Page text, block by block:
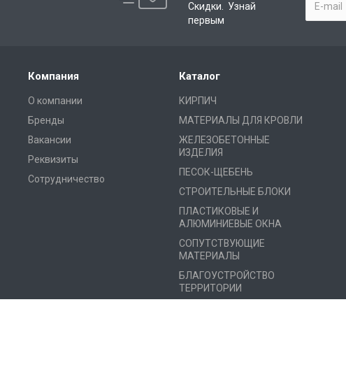
Скидки. Узнай
первым
Компания
О компании
Бренды
Вакансии
Реквизиты
Сотрудничество
Каталог
КИРПИЧ
МАТЕРИАЛЫ ДЛЯ КРОВЛИ
ЖЕЛЕЗОБЕТОННЫЕ
ИЗДЕЛИЯ
ПЕСОК-ЩЕБЕНЬ
СТРОИТЕЛЬНЫЕ БЛОКИ
ПЛАСТИКОВЫЕ И
АЛЮМИНИЕВЫЕ ОКНА
СОПУТСТВУЮЩИЕ
МАТЕРИАЛЫ
БЛАГОУСТРОЙСТВО
ТЕРРИТОРИИ